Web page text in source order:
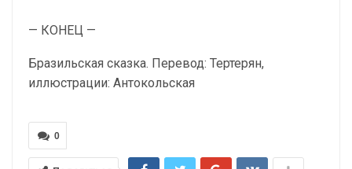
— КОНЕЦ —
Бразильская сказка. Перевод: Тертерян,
иллюстрации: Антокольская
0